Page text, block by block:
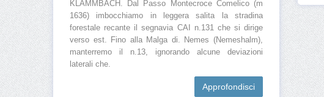
KLAMMBACH. Dal Passo Montecroce Comelico (m
1636) imbocchiamo in leggera salita la stradina
forestale recante il segnavia CAI n.131 che si dirige
verso est. Fino alla Malga di. Nemes (Nemeshalm),
manterremo il n.13, ignorando alcune deviazioni
laterali che.
Approfondisci